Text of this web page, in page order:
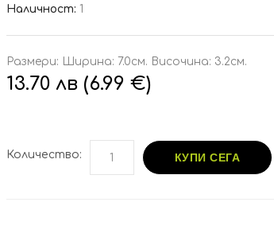
Наличност: 1
Размери: Ширина: 7.0см. Височина: 3.2см.
13.70 лв (6.99 €)
Количество: КУПИ СЕГА